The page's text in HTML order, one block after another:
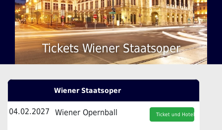
Tickets Wiener Staatsoper
Wiener Staatsoper
04.02.2027 Wiener Opernball Ticket und Hotel